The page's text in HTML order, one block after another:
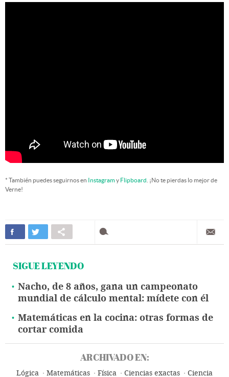
* También puedes seguirnos en Instagramy Flipboard . ¡No te pierdas lo mejor de
Verne!
SIGUE LEYENDO
Nacho, de 8 años, gana un campeonato
mundial de cálculo mental: mídete con él
Matemáticas en la cocina: otras formas de
cortar comida
ARCHIVADO EN:
Lógica Matemáticas Física Ciencias exactas Ciencia